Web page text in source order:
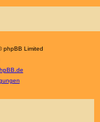
phpBB Limited